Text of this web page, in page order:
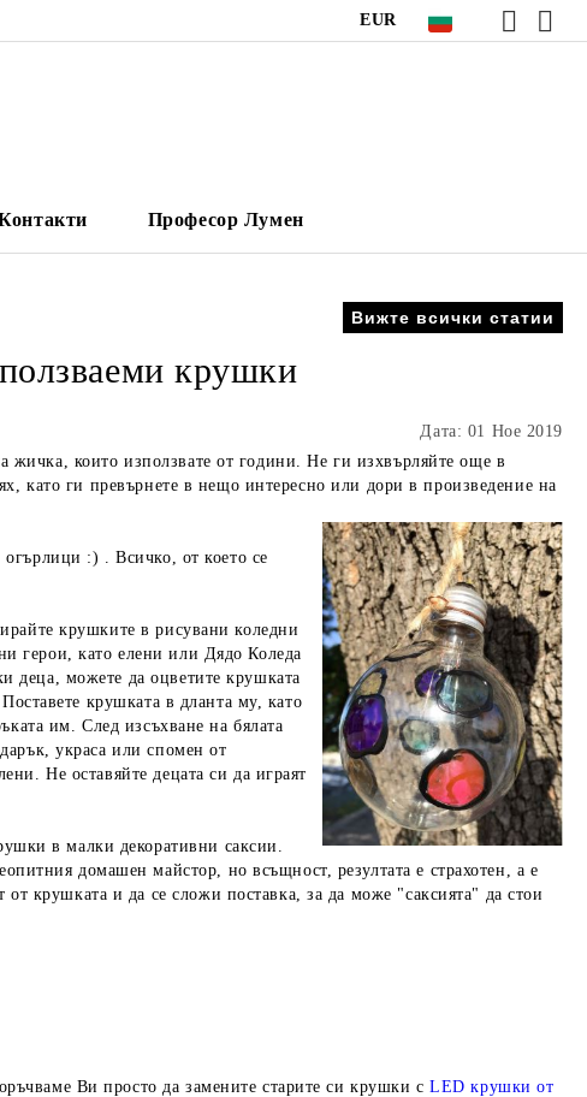
EUR
Професор Лумен
Вижте всички статии
крушки
Дата: 01 Ное 2019
които използвате от години. Не ги изхвърляйте още в
като ги превърнете в нещо интересно или дори в произведение на
:) . Всичко, от което се
крушките в рисувани коледни
герои, като елени или Дядо Коледа
деца, можете да оцветите крушката
крушката в дланта му, като
им. След изсъхване на бялата
украса или спомен от
Не оставяйте децата си да играят
в малки декоративни саксии.
домашен майстор, но всъщност, резултата е страхотен, а е
крушката и да се сложи поставка, за да може "саксията" да стои
Ви просто да замените старите си крушки сLED крушки от